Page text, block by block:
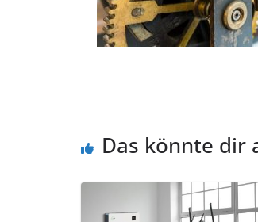
Das könnte dir